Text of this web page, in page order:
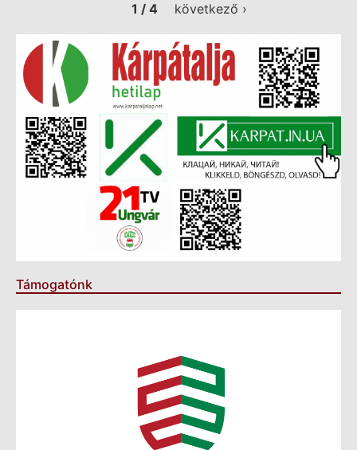
1 / 4
következő ›
Támogatónk